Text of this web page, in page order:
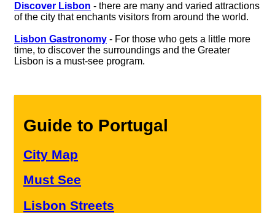
Discover Lisbon - there are many and varied attractions
of the city that enchants visitors from around the world.
Lisbon Gastronomy - For those who gets a little more
time, to discover the surroundings and the Greater
Lisbon is a must-see program.
Guide to Portugal
City Map
Must See
Lisbon Streets